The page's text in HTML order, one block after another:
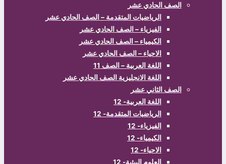
الصف الحادي عشر
الرياضيات المتقدمة – الصف الحادي عشر
الفيزياء – الصف الحادي عشر
الكيمياء – الصف الحادي عشر
الاحياء – الصف الحادي عشر
اللغة العربية – الصف 11
اللغة الانجليزية الصف الحادي عشر
الصف الثاني عشر
اللغة العربية- 12
الرياضيات المتقدمة- 12
الفيزياء- 12
الكيمياء- 12
الاحياء- 12
العلوم البيئية- 12